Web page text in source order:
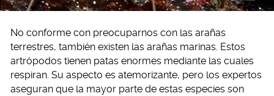
No conforme con preocuparnos con las arañas
terrestres, también existen las arañas marinas. Estos
artrópodos tienen patas enormes mediante las cuales
respiran. Su aspecto es atemorizante, pero los expertos
aseguran que la mayor parte de estas especies son